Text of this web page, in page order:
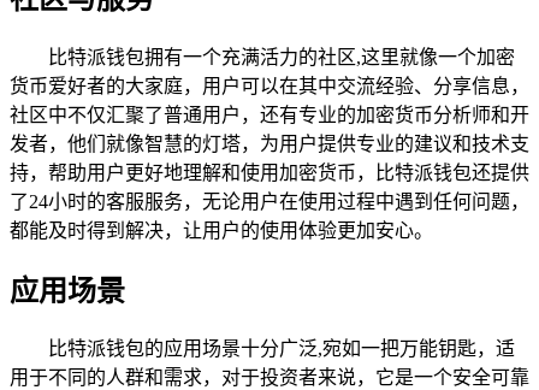
比特派钱包拥有一个充满活力的社区,这里就像一个加密
货币爱好者的大家庭，用户可以在其中交流经验、分享信息，
社区中不仅汇聚了普通用户，还有专业的加密货币分析师和开
发者，他们就像智慧的灯塔，为用户提供专业的建议和技术支
持，帮助用户更好地理解和使用加密货币，比特派钱包还提供
了24小时的客服服务，无论用户在使用过程中遇到任何问题，
都能及时得到解决，让用户的使用体验更加安心。
应用场景
比特派钱包的应用场景十分广泛,宛如一把万能钥匙，适
用于不同的人群和需求，对于投资者来说，它是一个安全可靠